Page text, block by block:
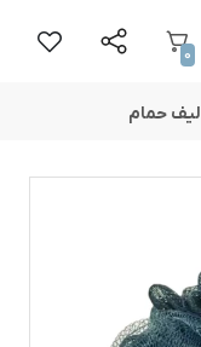
0
لیف حمام